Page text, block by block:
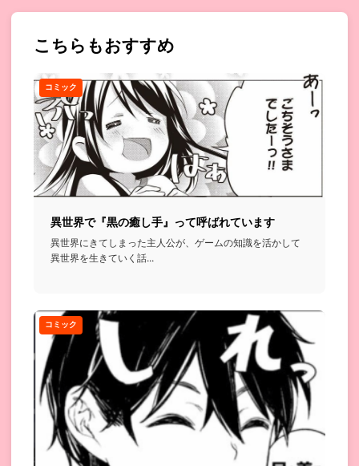
こちらもおすすめ
コミック
異世界で『黒の癒し手』って呼ばれています
異世界にきてしまった主人公が、ゲームの知識を活かして
異世界を生きていく話...
コミック